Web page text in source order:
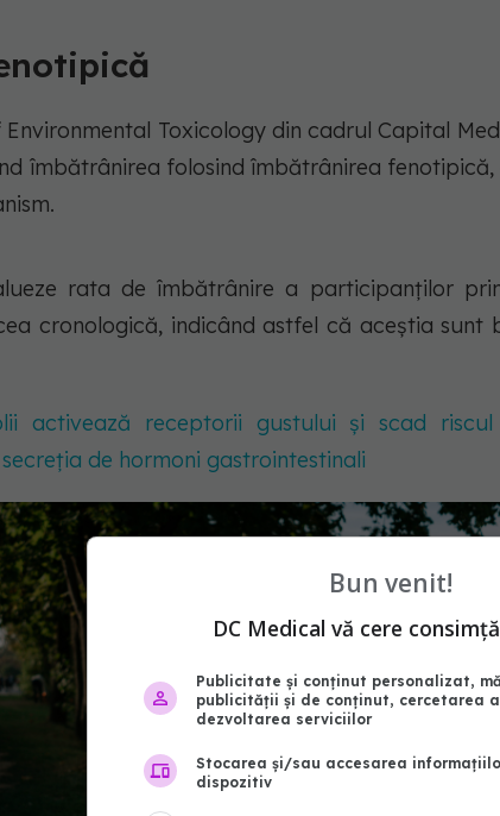
Toxicology din cadrul Capital
îmbătrânirea folosind îmbătrânirea fenotipică,
rata de îmbătrânire a participanților
cronologică, indicând astfel că aceștia sunt
activează receptorii gustului și scad
de hormoni gastrointestinali
Bun venit!
DC Medical vă cere
Publicitate și conținut personalizat,
publicității și de conținut, cercetarea
dezvoltarea serviciilor
Stocarea și/sau accesarea
dispozitiv